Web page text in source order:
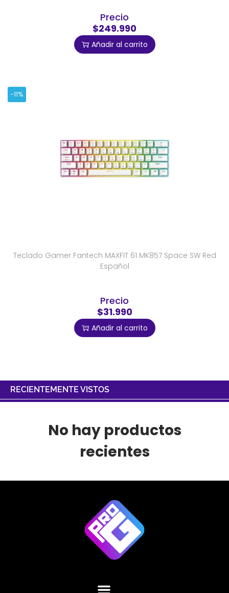
Precio
$249.990
Añadir al carrito
-11%
Teclado Gamer Fantech MAXFIT 61 MK857 Space SW Red
Español
Precio
$31.990
Añadir al carrito
RECIENTEMENTE VISTOS
No hay productos
recientes